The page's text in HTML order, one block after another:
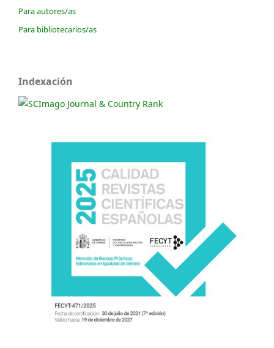
Para autores/as
Para bibliotecarios/as
Indexación